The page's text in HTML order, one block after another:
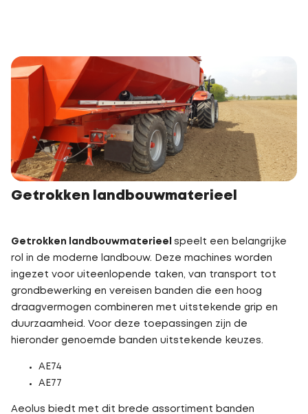
Getrokken landbouwmaterieel
Getrokken landbouwmaterieel speelt een belangrijke
rol in de moderne landbouw. Deze machines worden
ingezet voor uiteenlopende taken, van transport tot
grondbewerking en vereisen banden die een hoog
draagvermogen combineren met uitstekende grip en
duurzaamheid. Voor deze toepassingen zijn de
hieronder genoemde banden uitstekende keuzes.
AE74
AE77
Aeolus biedt met dit brede assortiment banden